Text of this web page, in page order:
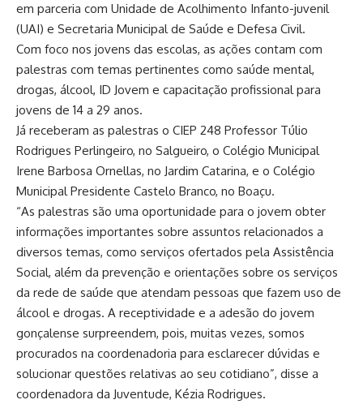
em parceria com Unidade de Acolhimento Infanto-juvenil
(UAI) e Secretaria Municipal de Saúde e Defesa Civil.
Com foco nos jovens das escolas, as ações contam com
palestras com temas pertinentes como saúde mental,
drogas, álcool, ID Jovem e capacitação profissional para
jovens de 14 a 29 anos.
Já receberam as palestras o CIEP 248 Professor Túlio
Rodrigues Perlingeiro, no Salgueiro, o Colégio Municipal
Irene Barbosa Ornellas, no Jardim Catarina, e o Colégio
Municipal Presidente Castelo Branco, no Boaçu.
“As palestras são uma oportunidade para o jovem obter
informações importantes sobre assuntos relacionados a
diversos temas, como serviços ofertados pela Assistência
Social, além da prevenção e orientações sobre os serviços
da rede de saúde que atendam pessoas que fazem uso de
álcool e drogas. A receptividade e a adesão do jovem
gonçalense surpreendem, pois, muitas vezes, somos
procurados na coordenadoria para esclarecer dúvidas e
solucionar questões relativas ao seu cotidiano”, disse a
coordenadora da Juventude, Kézia Rodrigues.